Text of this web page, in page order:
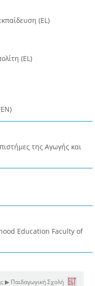
(EL)
(EL)
της Αγωγής και
Education Faculty of
▶ Παιδαγωγική Σχολή